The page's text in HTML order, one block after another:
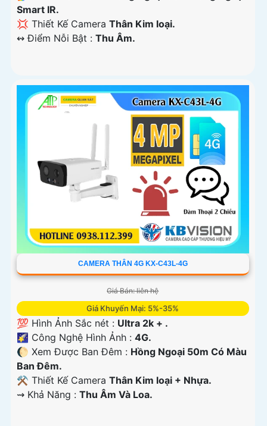
Smart IR.
💢 Thiết Kế Camera Thân Kim loại.
️↭ Điểm Nỗi Bật : Thu Âm.
CAMERA THÂN 4G KX-C43L-4G
Giá Bán: liên hệ
Giá Khuyến Mại: 5%-35%
💯 Hình Ảnh Sắc nét : Ultra 2k + .
🌠 Công Nghệ Hình Ảnh : 4G.
🌔 Xem Được Ban Đêm : Hồng Ngoại 50m Có Màu
Ban Ðêm.
⚒ Thiết Kế Camera Thân Kim loại + Nhựa.
️⇝ Khả Năng : Thu Âm Và Loa.